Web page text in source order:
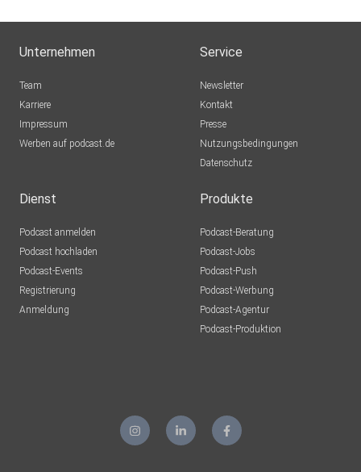
Unternehmen
Team
Karriere
Impressum
Werben auf podcast.de
Service
Newsletter
Kontakt
Presse
Nutzungsbedingungen
Datenschutz
Dienst
Podcast anmelden
Podcast hochladen
Podcast-Events
Registrierung
Anmeldung
Produkte
Podcast-Beratung
Podcast-Jobs
Podcast-Push
Podcast-Werbung
Podcast-Agentur
Podcast-Produktion